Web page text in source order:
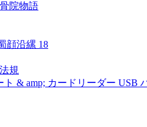
院物語
顔沿縲 18
規
ト & amp; カードリーダー